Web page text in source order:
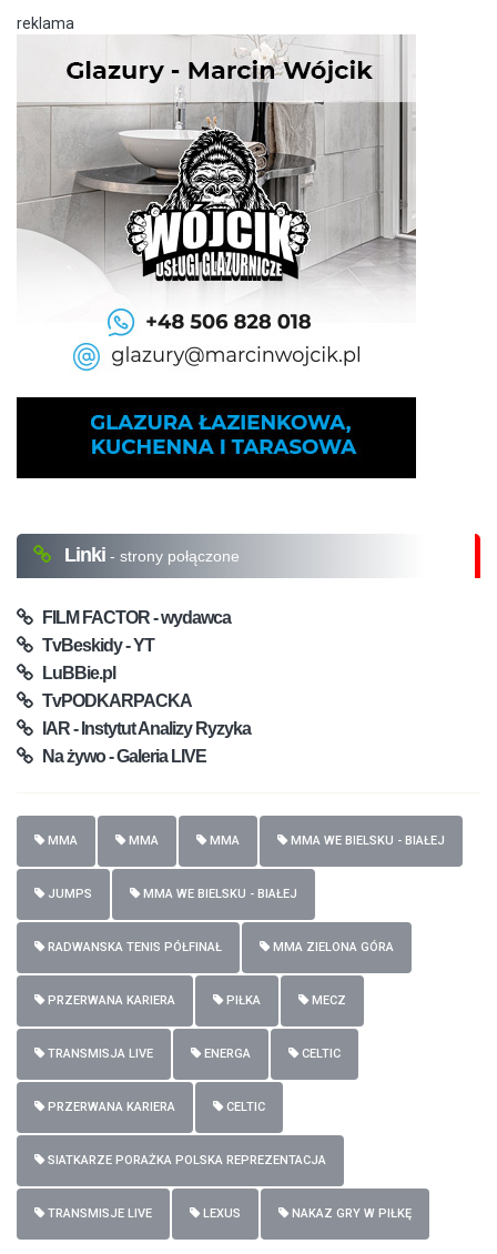
reklama
Linki - strony połączone
FILM FACTOR - wydawca
TvBeskidy - YT
LuBBie.pl
TvPODKARPACKA
IAR - Instytut Analizy Ryzyka
Na żywo - Galeria LIVE
MMA MMA MMA MMA WE BIELSKU - BIAŁEJ
JUMPS MMA WE BIELSKU - BIAŁEJ
RADWANSKA TENIS PÓŁFINAŁ MMA ZIELONA GÓRA
PRZERWANA KARIERA PIŁKA MECZ
TRANSMISJA LIVE ENERGA CELTIC
PRZERWANA KARIERA CELTIC
SIATKARZE PORAŻKA POLSKA REPREZENTACJA
TRANSMISJE LIVE LEXUS NAKAZ GRY W PIŁKĘ